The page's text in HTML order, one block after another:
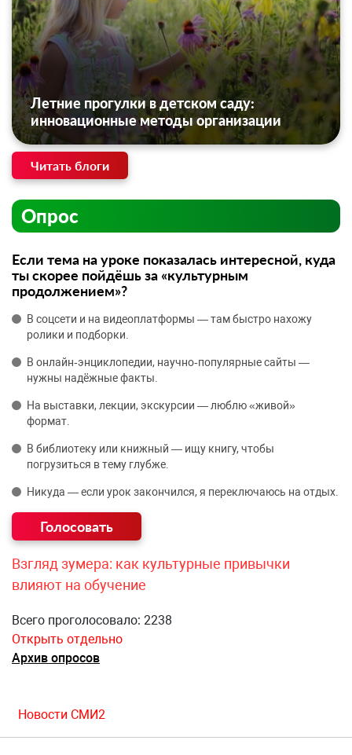
Летние прогулки в детском саду:
инновационные методы организации
Читать блоги
Опрос
Если тема на уроке показалась интересной, куда
ты скорее пойдёшь за «культурным
продолжением»?
В соцсети и на видеоплатформы — там быстро нахожу
ролики и подборки.
В онлайн‑энциклопедии, научно‑популярные сайты —
нужны надёжные факты.
На выставки, лекции, экскурсии — люблю «живой»
формат.
В библиотеку или книжный — ищу книгу, чтобы
погрузиться в тему глубже.
Никуда — если урок закончился, я переключаюсь на отдых.
Взгляд зумера: как культурные привычки
влияют на обучение
Всего проголосовало: 2238
Открыть отдельно
Архив опросов
Новости СМИ2